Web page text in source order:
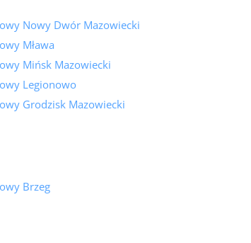
Nowy Dwór Mazowiecki
Mława
Mińsk Mazowiecki
Legionowo
Grodzisk Mazowiecki
Brzeg